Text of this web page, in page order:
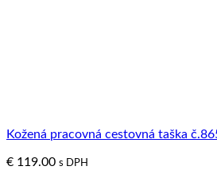
Kožená pracovná cestovná taška
€ 119.00 s DPH